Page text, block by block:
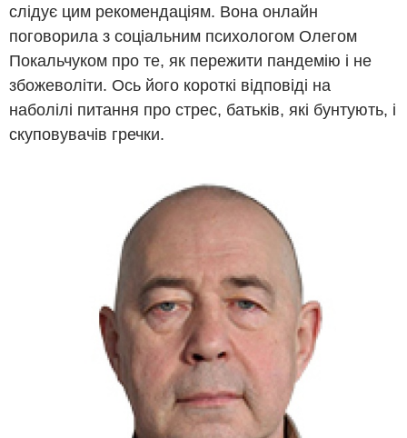
слідує цим рекомендаціям. Вона онлайн
поговорила з соціальним психологом Олегом
Покальчуком про те, як пережити пандемію і не
збожеволіти. Ось його короткі відповіді на
наболілі питання про стрес, батьків, які бунтують, і
скуповувачів гречки.